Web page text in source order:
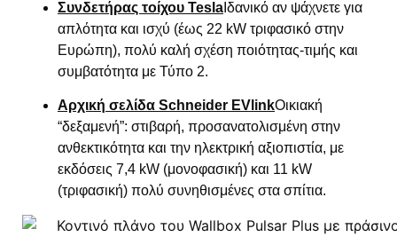
Συνδετήρας τοίχου Tesla Ιδανικό αν ψάχνετε για
απλότητα και ισχύ (έως 22 kW τριφασικό στην
Ευρώπη), πολύ καλή σχέση ποιότητας-τιμής και
συμβατότητα με Τύπο 2.
Αρχική σελίδα Schneider EVlinkΟικιακή
“δεξαμενή”: στιβαρή, προσανατολισμένη στην
ανθεκτικότητα και την ηλεκτρική αξιοπιστία, με
εκδόσεις 7,4 kW (μονοφασική) και 11 kW
(τριφασική) πολύ συνηθισμένες στα σπίτια.